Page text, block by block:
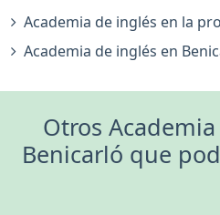
Academia de inglés en la
Academia de inglés en
Otros
Benicarló que